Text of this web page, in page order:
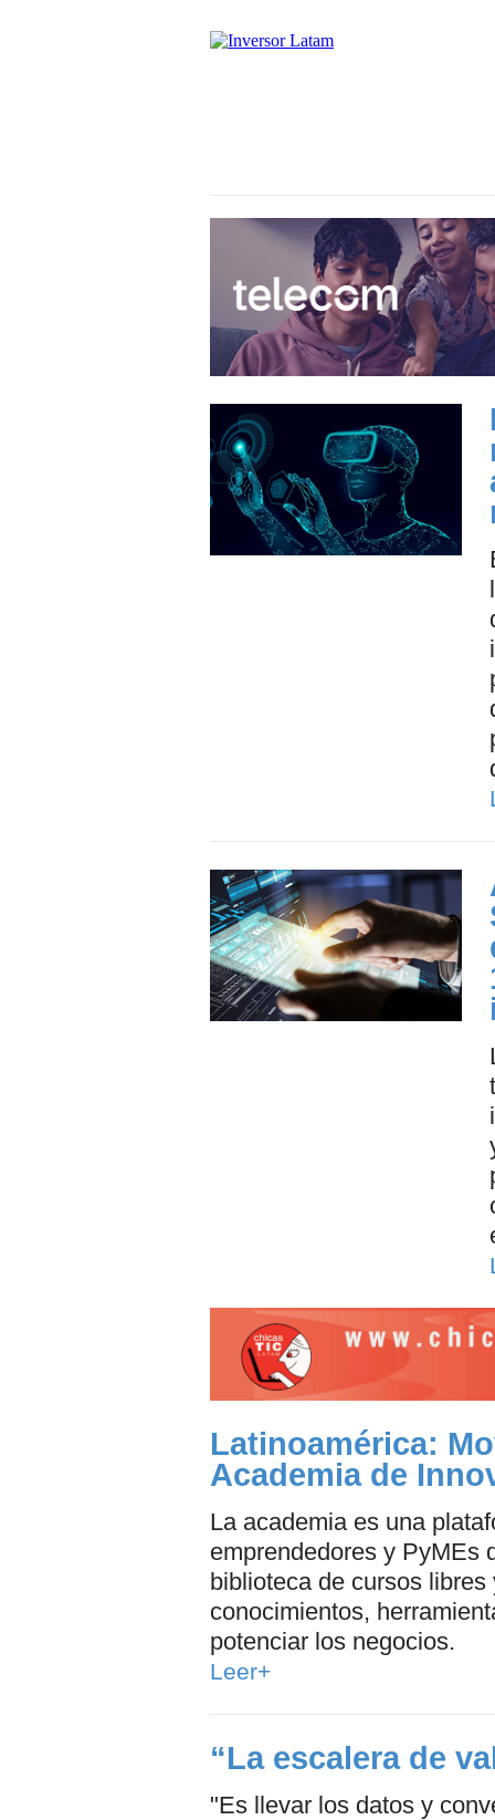
Latinoamérica:
Academia de
La academia es una
emprendedores y PyMEs
biblioteca de cursos
conocimientos,
potenciar los negocios.
Leer+
“La escalera de
"Es llevar los datos y